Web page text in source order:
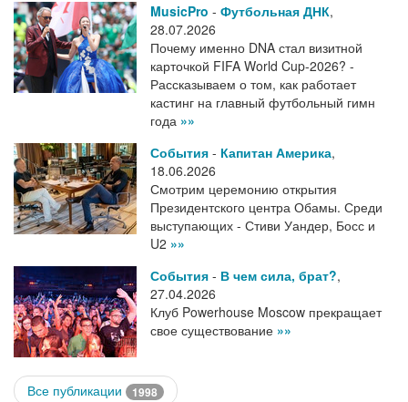
MusicPro - Футбольная ДНК,
28.07.2026
Почему именно DNA стал визитной
карточкой FIFA World Cup-2026? -
Рассказываем о том, как работает
кастинг на главный футбольный гимн
года »»
События - Капитан Америка,
18.06.2026
Смотрим церемонию открытия
Президентского центра Обамы. Среди
выступающих - Стиви Уандер, Босс и
U2 »»
События - В чем сила, брат?,
27.04.2026
Клуб Powerhouse Moscow прекращает
свое существование »»
Все публикации 1998